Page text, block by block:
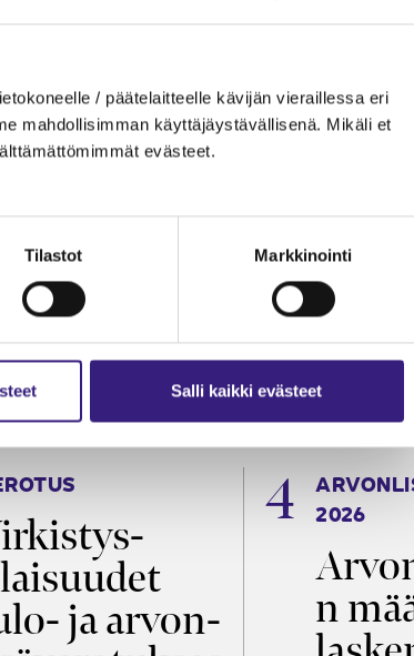
/ päätelaitteelle kävijän vieraillessa eri
mahdollisimman käyttäjäystävällisenä. Mikäli et
evästeet.
Tilastot Markkinointi
Salli kaikki evästeet
ja arvon­
2026
n